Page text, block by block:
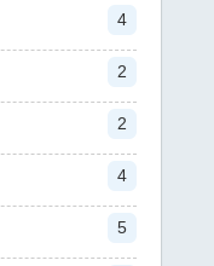
4
2
2
4
5